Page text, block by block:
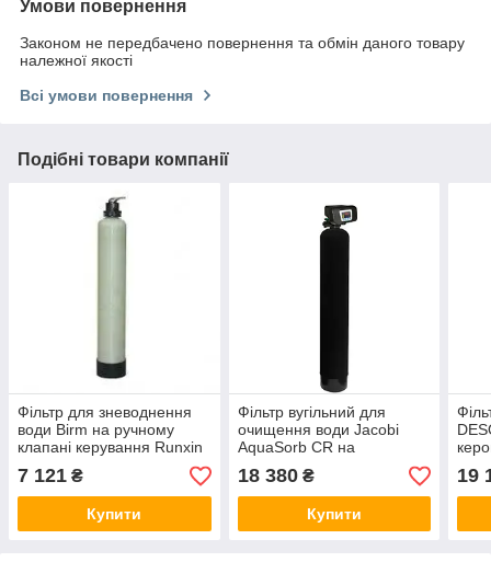
Умови повернення
Законом не передбачено повернення та обмін даного товару
належної якості
Всі умови повернення
Подібні товари компанії
Фільтр для зневоднення
води Birm на ручному
клапані керування Runxin
7 121 ₴
Купити
Фільтр вугільний для
очищення води Jacobi
AquaSorb CR на
керованому клапані
Runxin
18 380₴
Купити
19